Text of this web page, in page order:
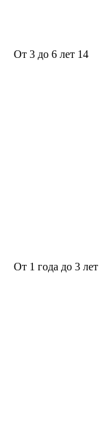
От 3 до 6 лет 14
От 1 года до 3 лет